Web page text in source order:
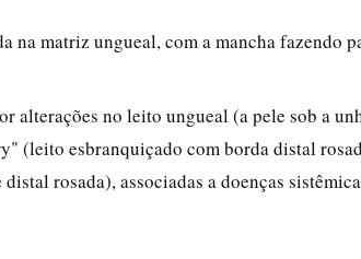
na matriz ungueal, com a mancha fazendo
alterações no leito ungueal (a pele sob a
(leito esbranquiçado com borda distal
rosada), associadas a doenças